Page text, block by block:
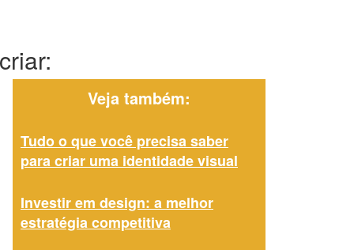
Veja também:
Tudo o que você precisa saber
para criar uma identidade visual
Investir em design: a melhor
estratégia competitiva